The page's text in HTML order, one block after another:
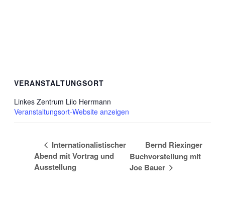
VERANSTALTUNGSORT
Linkes Zentrum Lilo Herrmann
Veranstaltungsort-Website anzeigen
Internationalistischer
Abend mit Vortrag und
Ausstellung
Bernd Riexinger
Buchvorstellung mit
Joe Bauer